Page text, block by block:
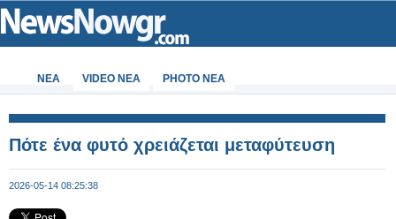
ΝΕΑ VIDEO NEA PHOTO NEA
Πότε ένα φυτό χρειάζεται μεταφύτευση
2026-05-14 08:25:38